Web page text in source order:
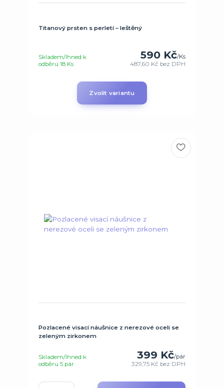
Titanový prsten s perletí – leštěný
590 Kč/Ks
487,60 Kč bez DPH
Skladem/Ihned k
odběru 18 Ks
Zvolit variantu
Pozlacené visací náušnice z nerezové oceli se
zeleným zirkonem
399 Kč/pár
329,75 Kč bez DPH
Skladem/Ihned k
odběru 5 pár